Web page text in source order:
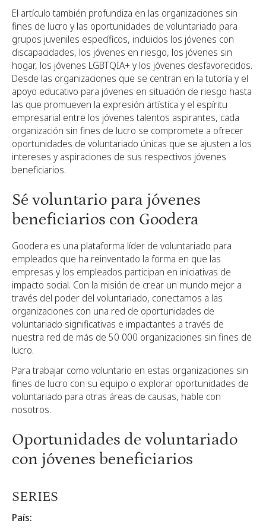
El artículo también profundiza en las organizaciones sin
fines de lucro y las oportunidades de voluntariado para
grupos juveniles específicos, incluidos los jóvenes con
discapacidades, los jóvenes en riesgo, los jóvenes sin
hogar, los jóvenes LGBTQIA+ y los jóvenes desfavorecidos.
Desde las organizaciones que se centran en la tutoría y el
apoyo educativo para jóvenes en situación de riesgo hasta
las que promueven la expresión artística y el espíritu
empresarial entre los jóvenes talentos aspirantes, cada
organización sin fines de lucro se compromete a ofrecer
oportunidades de voluntariado únicas que se ajusten a los
intereses y aspiraciones de sus respectivos jóvenes
beneficiarios.
Sé voluntario para jóvenes
beneficiarios con Goodera
Goodera es una plataforma líder de voluntariado para
empleados que ha reinventado la forma en que las
empresas y los empleados participan en iniciativas de
impacto social. Con la misión de crear un mundo mejor a
través del poder del voluntariado, conectamos a las
organizaciones con una red de oportunidades de
voluntariado significativas e impactantes a través de
nuestra red de más de 50 000 organizaciones sin fines de
lucro.
Para trabajar como voluntario en estas organizaciones sin
fines de lucro con su equipo o explorar oportunidades de
voluntariado para otras áreas de causas, hable con
nosotros.
Oportunidades de voluntariado
con jóvenes beneficiarios
SERIES
País: